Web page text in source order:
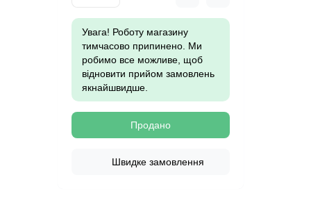
Увага! Роботу магазину
тимчасово припинено. Ми
робимо все можливе, щоб
відновити прийом замовлень
якнайшвидше.
Продано
Швидке замовлення